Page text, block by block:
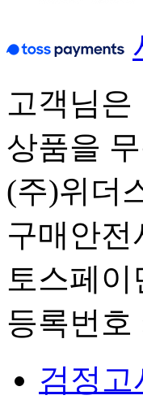
고객님
상품을
(주)위더
구매안
토스페
등록번호
검정고